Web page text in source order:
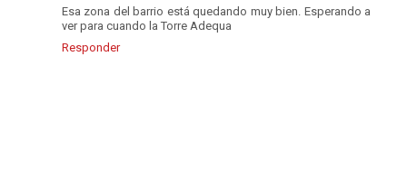
Esa zona del barrio está quedando muy bien. Esperando a
ver para cuando la Torre Adequa
Responder